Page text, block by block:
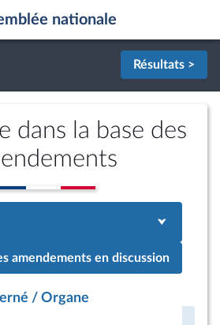
nationale
Résultats >
dans la base des
amendements en discussion
/ Organe